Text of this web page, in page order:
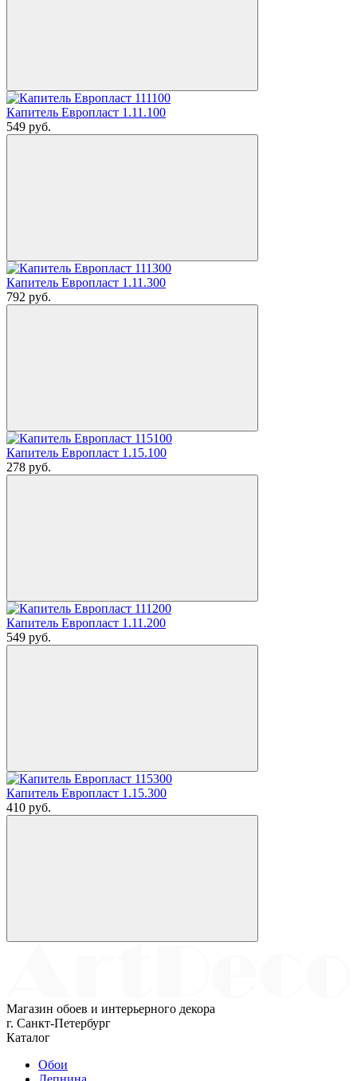
Капитель Европласт 1.11.100
549 руб.
Капитель Европласт 1.11.300
792 руб.
Капитель Европласт 1.15.100
278 руб.
Капитель Европласт 1.11.200
549 руб.
Капитель Европласт 1.15.300
410 руб.
Магазин обоев и интерьерного декора
г. Санкт-Петербург
Каталог
Обои